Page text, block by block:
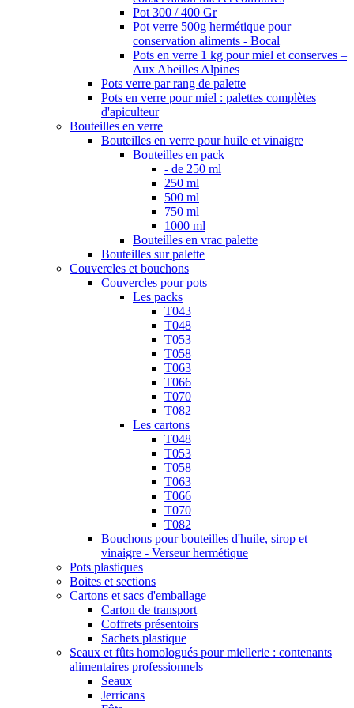
Pot 300 / 400 Gr
Pot verre 500g hermétique pour
conservation aliments - Bocal
Pots en verre 1 kg pour miel et conserves –
Aux Abeilles Alpines
Pots verre par rang de palette
Pots en verre pour miel : palettes complètes
d'apiculteur
Bouteilles en verre
Bouteilles en verre pour huile et vinaigre
Bouteilles en pack
- de 250 ml
250 ml
500 ml
750 ml
1000 ml
Bouteilles en vrac palette
Bouteilles sur palette
Couvercles et bouchons
Couvercles pour pots
Les packs
T043
T048
T053
T058
T063
T066
T070
T082
Les cartons
T048
T053
T058
T063
T066
T070
T082
Bouchons pour bouteilles d'huile, sirop et
vinaigre - Verseur hermétique
Pots plastiques
Boites et sections
Cartons et sacs d'emballage
Carton de transport
Coffrets présentoirs
Sachets plastique
Seaux et fûts homologués pour miellerie : contenants
alimentaires professionnels
Seaux
Jerricans